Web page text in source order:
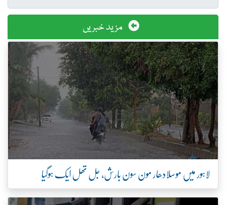
مزید خبریں
لاہور میں موسلادھار مون سون بارش، جل تھل ایک ہوگیا